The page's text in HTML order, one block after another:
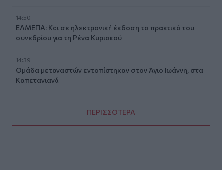
14:50
ΕΛΜΕΠΑ: Και σε ηλεκτρονική έκδοση τα πρακτικά του
συνεδρίου για τη Ρένα Κυριακού
14:39
Ομάδα μεταναστών εντοπίστηκαν στον Άγιο Ιωάννη, στα
Καπετανιανά
ΠΕΡΙΣΣΟΤΕΡΑ